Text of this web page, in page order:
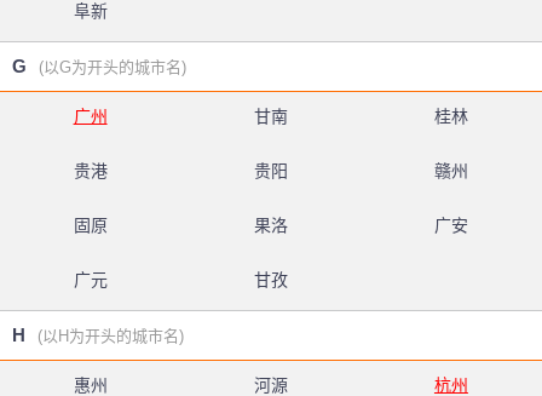
阜新
G (以G为开头的城市名)
广州 甘南 桂林
贵港 贵阳 赣州
固原 果洛 广安
广元 甘孜
H (以H为开头的城市名)
惠州 河源 杭州